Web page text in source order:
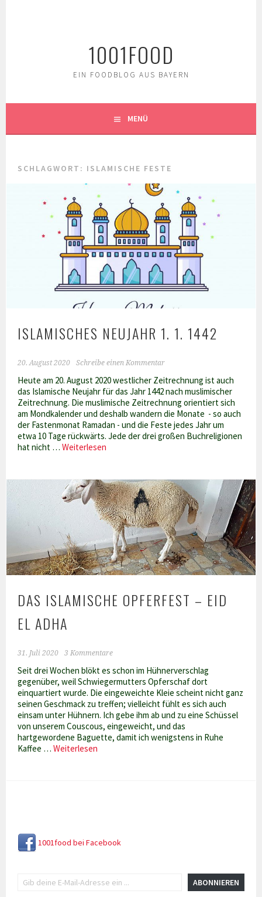
1001FOOD
EIN FOODBLOG AUS BAYERN
MENÜ
SCHLAGWORT: ISLAMISCHE FESTE
ISLAMISCHES NEUJAHR 1. 1. 1442
20. August 2020 Schreibe einen Kommentar
Heute am 20. August 2020 westlicher Zeitrechnung ist auch
das Islamische Neujahr für das Jahr 1442 nach muslimischer
Zeitrechnung. Die muslimische Zeitrechnung orientiert sich
am Mondkalender und deshalb wandern die Monate - so auch
der Fastenmonat Ramadan - und die Feste jedes Jahr um
etwa 10 Tage rückwärts. Jede der drei großen Buchreligionen
hat nicht …Weiterlesen
1.
1442
DAS ISLAMISCHE OPFERFEST – EID
EL ADHA
31. Juli 2020 3 Kommentare
Seit drei Wochen blökt es schon im Hühnerverschlag
gegenüber, weil Schwiegermutters Opferschaf dort
einquartiert wurde. Die eingeweichte Kleie scheint nicht ganz
seinen Geschmack zu treffen; vielleicht fühlt es sich auch
einsam unter Hühnern. Ich gebe ihm ab und zu eine Schüssel
von unserem Couscous, eingeweicht, und das
hartgewordene Baguette, damit ich wenigstens in Ruhe
Kaffee …Weiterlesen
1001food bei Facebook
ABONNIEREN